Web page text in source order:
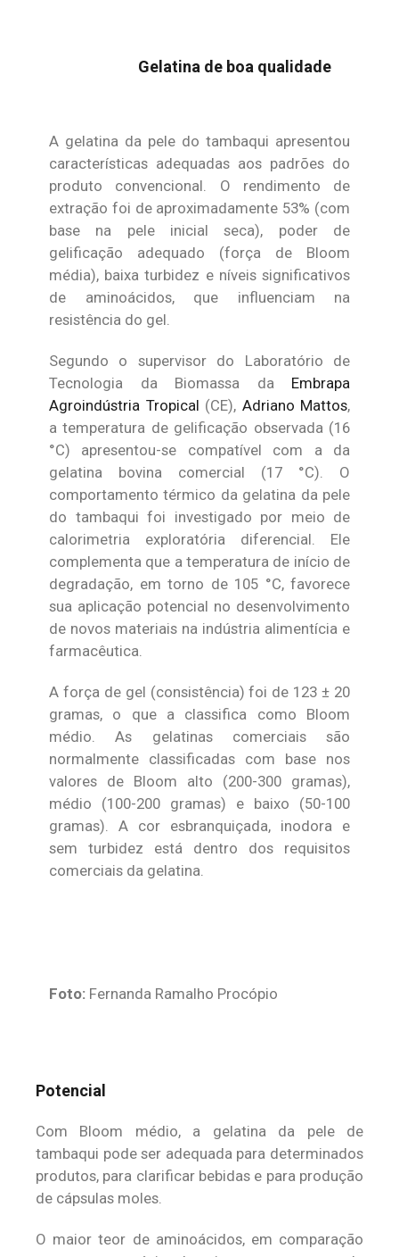
Gelatina de boa qualidade
A gelatina da pele do tambaqui apresentou
características adequadas aos padrões do
produto convencional. O rendimento de
extração foi de aproximadamente 53% (com
base na pele inicial seca), poder de
gelificação adequado (força de Bloom
média), baixa turbidez e níveis significativos
de aminoácidos, que influenciam na
resistência do gel.
Segundo o supervisor do Laboratório de
Tecnologia da Biomassa da Embrapa
Agroindústria Tropical (CE), Adriano Mattos,
a temperatura de gelificação observada (16
°C) apresentou-se compatível com a da
gelatina bovina comercial (17 °C). O
comportamento térmico da gelatina da pele
do tambaqui foi investigado por meio de
calorimetria exploratória diferencial. Ele
complementa que a temperatura de início de
degradação, em torno de 105 °C, favorece
sua aplicação potencial no desenvolvimento
de novos materiais na indústria alimentícia e
farmacêutica.
A força de gel (consistência) foi de 123 ± 20
gramas, o que a classifica como Bloom
médio. As gelatinas comerciais são
normalmente classificadas com base nos
valores de Bloom alto (200-300 gramas),
médio (100-200 gramas) e baixo (50-100
gramas). A cor esbranquiçada, inodora e
sem turbidez está dentro dos requisitos
comerciais da gelatina.
Foto: Fernanda Ramalho Procópio
Potencial
Com Bloom médio, a gelatina da pele de
tambaqui pode ser adequada para determinados
produtos, para clarificar bebidas e para produção
de cápsulas moles.
O maior teor de aminoácidos, em comparação